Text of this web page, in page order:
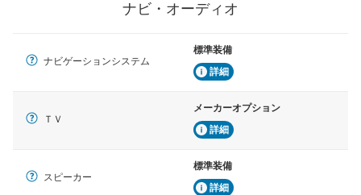
ナビ・オーディオ
ナビゲーションシステム
標準装備
詳細
ＴＶ
メーカーオプション
詳細
スピーカー
標準装備
詳細